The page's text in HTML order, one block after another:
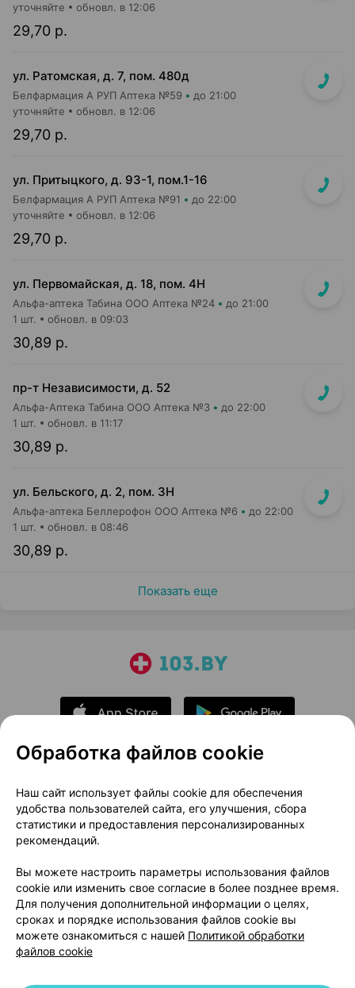
29,70 р.
уточняйте обновл. в 12:06
ул. Ратомская, д. 7, пом. 480д
Белфармация А РУП Аптека №59 до 21:00
29,70 р.
уточняйте обновл. в 12:06
ул. Притыцкого, д. 93-1, пом.1-16
Белфармация А РУП Аптека №91 до 22:00
29,70 р.
уточняйте обновл. в 12:06
ул. Первомайская, д. 18, пом. 4Н
Альфа-аптека Табина ООО Аптека №24 до 21:00
30,89 р.
1 шт. обновл. в 09:03
пр-т Независимости, д. 52
Альфа-Аптека Табина ООО Аптека №3 до 22:00
30,89 р.
1 шт. обновл. в 11:17
ул. Бельского, д. 2, пом. 3Н
Альфа-аптека Беллерофон ООО Аптека №6 до 22:00
30,89 р.
1 шт. обновл. в 08:46
Показать еще
О проекте
Новости проекта
Размещение рекламы
Медицинский маркетинг
Публичный договор
Доставка
Способы оплаты
Вакансии
Партнеры
Написать руководителю 103.by
Написать в поддержку
Персональные настройки Cookie
Обработка файлов cookie
Наш сайт использует файлы cookie для обеспечения
удобства пользователей сайта, его улучшения, сбора
статистики и предоставления персонализированных
рекомендаций.
Вы можете настроить параметры использования файлов
cookie или изменить свое согласие в более позднее время.
Для получения дополнительной информации о целях,
сроках и порядке использования файлов cookie вы
можете ознакомиться с нашей Политикой обработки
файлов cookie